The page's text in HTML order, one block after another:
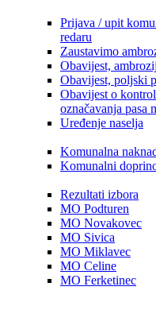
Prijava / upit
redaru
Zaustavimo
Obavijest,
Obavijest, poljski
Obavijest o
označavanja pasa
Uređenje naselja
Komunalna
Komunalni
Rezultati izbora
MO Podturen
MO Novakovec
MO Sivica
MO Miklavec
MO Celine
MO Ferketinec